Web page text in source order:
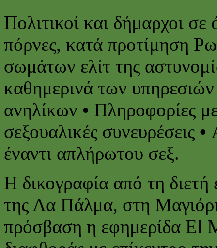
Πολιτικοί και δήμαρχοι σε
πόρνες, κατά προτίμηση
σωμάτων ελίτ της
καθημερινά των
ανηλίκων • Πληροφορίες
σεξουαλικές συνευρέσεις •
έναντι απλήρωτου σεξ.
Η δικογραφία από τη
της Λα Πάλμα, στη
πρόσβαση η εφημερίδα El